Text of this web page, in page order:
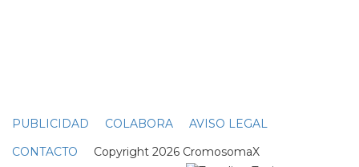
PUBLICIDAD COLABORA
AVISO LEGAL
CONTACTO Copyright 2026 CromosomaX